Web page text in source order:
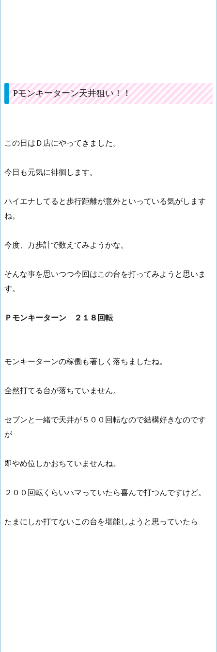
Pモンキーターン天井狙い！！
この日はＤ店にやってきました。
今日も元気に徘徊します。
ハイエナしてると歩行距離が意外といっている気がします
ね。
今度、万歩計で数えてみようかな。
そんな事を思いつつ今回はこの台を打ってみようと思いま
す。
Ｐモンキーターン ２１８回転
モンキーターンの稼働も著しく落ちましたね。
全然打てる台が落ちていません。
セブンと一緒で天井が５００回転なので結構好きなのです
が
即やめ位しかおちていませんね。
２００回転くらいハマっていたら喜んで打つんですけど。
たまにしか打てないこの台を堪能しようと思っていたら